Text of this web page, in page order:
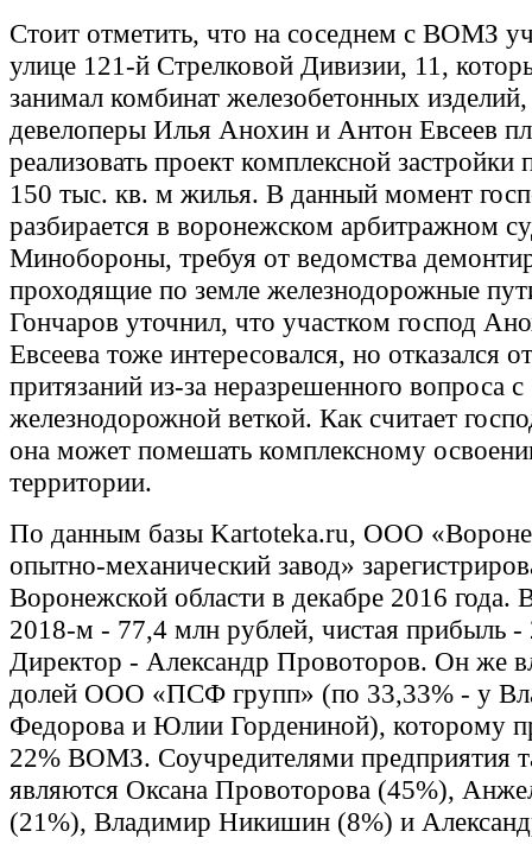
Стоит отметить, что на соседнем с ВОМЗ
улице 121-й Стрелковой Дивизии, 11,
занимал комбинат железобетонных
девелоперы Илья Анохин и Антон Евсеев
реализовать проект комплексной
150 тыс. кв. м жилья. В данный момент
разбирается в воронежском арбитражном
Минобороны, требуя от ведомства
проходящие по земле железнодорожные
Гончаров уточнил, что участком господ
Евсеева тоже интересовался, но отказался
притязаний из-за неразрешенного вопроса с
железнодорожной веткой. Как считает
она может помешать комплексному
территории.
По данным базы Kartoteka.ru, ООО
опытно-механический завод»
Воронежской области в декабре 2016 года.
2018-м - 77,4 млн рублей, чистая прибыль -
Директор - Александр Провоторов. Он же
долей ООО «ПСФ групп» (по 33,33% - у
Федорова и Юлии Гордениной), которому
22% ВОМЗ. Соучредителями предприятия
являются Оксана Провоторова (45%),
(21%), Владимир Никишин (8%) и